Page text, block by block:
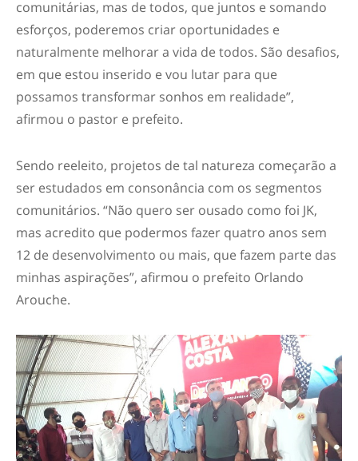
comunitárias, mas de todos, que juntos e somando
esforços, poderemos criar oportunidades e
naturalmente melhorar a vida de todos. São desafios,
em que estou inserido e vou lutar para que
possamos transformar sonhos em realidade”,
afirmou o pastor e prefeito.
Sendo reeleito, projetos de tal natureza começarão a
ser estudados em consonância com os segmentos
comunitários. “Não quero ser ousado como foi JK,
mas acredito que podermos fazer quatro anos sem
12 de desenvolvimento ou mais, que fazem parte das
minhas aspirações”, afirmou o prefeito Orlando
Arouche.